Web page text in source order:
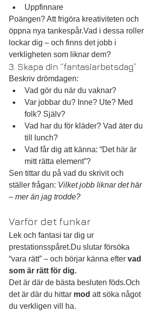
Uppfinnare
Poängen? Att frigöra kreativiteten och
öppna nya tankespår.Vad i dessa roller
lockar dig – och finns det jobb i
verkligheten som liknar dem?
3. Skapa din “fantasiarbetsdag”
Beskriv drömdagen:
Vad gör du när du vaknar?
Var jobbar du? Inne? Ute? Med
folk? Själv?
Vad har du för kläder? Vad äter du
till lunch?
Vad får dig att känna: “Det här är
mitt rätta element”?
Sen tittar du på vad du skrivit och
ställer frågan: Vilket jobb liknar det här
– mer än jag trodde?
Varför det funkar
Lek och fantasi tar dig ur
prestationsspåret.Du slutar försöka
“vara rätt” – och börjar känna efter vad
som är rätt för dig.
Det är där de bästa besluten föds.Och
det är där du hittar mod att söka något
du verkligen vill ha.